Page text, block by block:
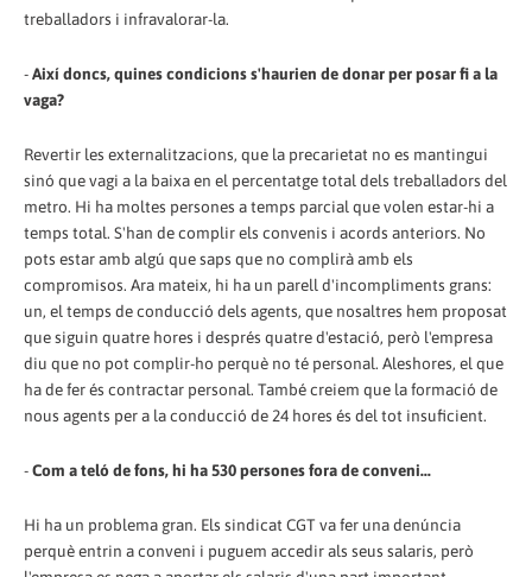
treballadors i infravalorar-la.
-Així doncs, quines condicions s'haurien de donar per posar fi a la
vaga?
Revertir les externalitzacions, que la precarietat no es mantingui
sinó que vagi a la baixa en el percentatge total dels treballadors del
metro. Hi ha moltes persones a temps parcial que volen estar-hi a
temps total. S'han de complir els convenis i acords anteriors. No
pots estar amb algú que saps que no complirà amb els
compromisos. Ara mateix, hi ha un parell d'incompliments grans:
un, el temps de conducció dels agents, que nosaltres hem proposat
que siguin quatre hores i després quatre d'estació, però l'empresa
diu que no pot complir-ho perquè no té personal. Aleshores, el que
ha de fer és contractar personal. També creiem que la formació de
nous agents per a la conducció de 24 hores és del tot insuficient.
-Com a teló de fons, hi ha 530 persones fora de conveni...
Hi ha un problema gran. Els sindicat CGT va fer una denúncia
perquè entrin a conveni i puguem accedir als seus salaris, però